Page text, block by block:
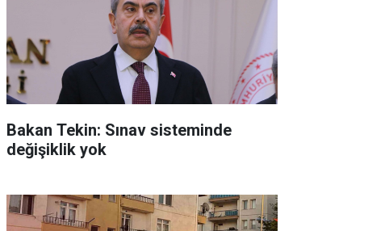
Bakan Tekin: Sınav sisteminde
değişiklik yok